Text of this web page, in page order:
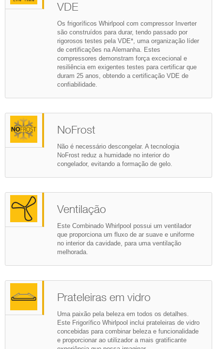
VDE
Os frigoríficos Whirlpool com compressor Inverter
são construídos para durar, tendo passado por
rigorosos testes pela VDE*, uma organização líder
de certificações na Alemanha. Estes
compressores demonstram força excecional e
resiliência em exigentes testes para certificar que
duram 25 anos, obtendo a certificação VDE de
confiabilidade.
NoFrost
Não é necessário descongelar. A tecnologia
NoFrost reduz a humidade no interior do
congelador, evitando a formação de gelo.
Ventilação
Este Combinado Whirlpool possui um ventilador
que proporciona um fluxo de ar suave e uniforme
no interior da cavidade, para uma ventilação
melhorada.
Prateleiras em vidro
Uma paixão pela beleza em todos os detalhes.
Este Frigorífico Whirlpool inclui prateleiras de vidro
concebidas para combinar beleza e funcionalidade
e proporcionar ao utilizador a mais gratificante